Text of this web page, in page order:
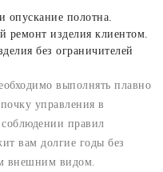
опускание полотна.
ремонт изделия клиентом.
без ограничителей
выполнять плавно
управления в
правил
вам долгие годы без
внешним видом.